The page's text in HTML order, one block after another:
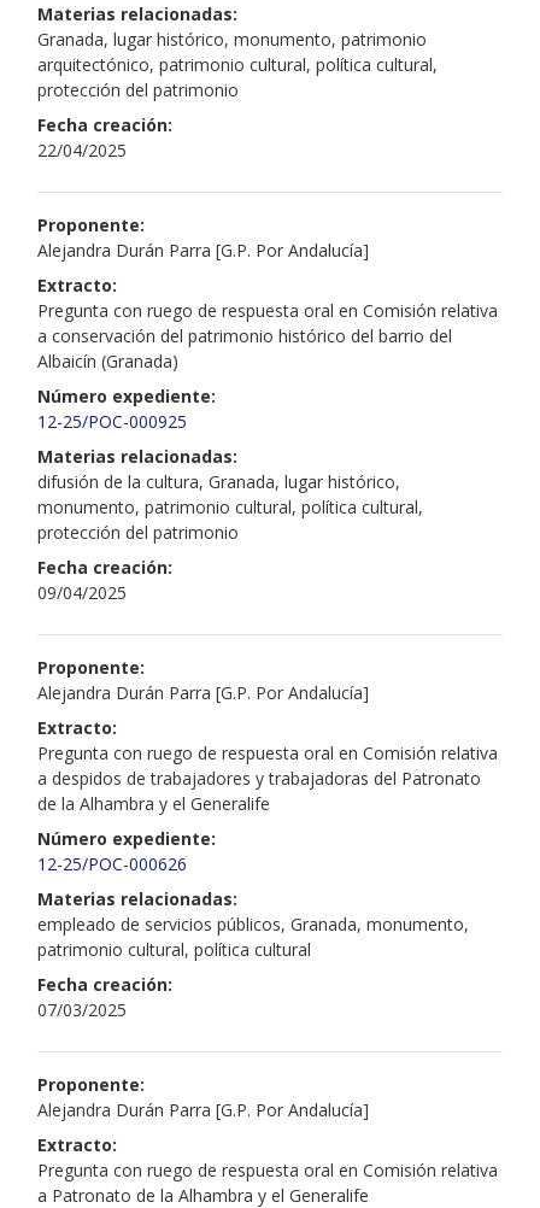
Materias relacionadas:
Granada, lugar histórico, monumento, patrimonio
arquitectónico, patrimonio cultural, política cultural,
protección del patrimonio
Fecha creación:
22/04/2025
Proponente:
Alejandra Durán Parra [G.P. Por Andalucía]
Extracto:
Pregunta con ruego de respuesta oral en Comisión relativa
a conservación del patrimonio histórico del barrio del
Albaicín (Granada)
Número expediente:
12-25/POC-000925
Materias relacionadas:
difusión de la cultura, Granada, lugar histórico,
monumento, patrimonio cultural, política cultural,
protección del patrimonio
Fecha creación:
09/04/2025
Proponente:
Alejandra Durán Parra [G.P. Por Andalucía]
Extracto:
Pregunta con ruego de respuesta oral en Comisión relativa
a despidos de trabajadores y trabajadoras del Patronato
de la Alhambra y el Generalife
Número expediente:
12-25/POC-000626
Materias relacionadas:
empleado de servicios públicos, Granada, monumento,
patrimonio cultural, política cultural
Fecha creación:
07/03/2025
Proponente:
Alejandra Durán Parra [G.P. Por Andalucía]
Extracto:
Pregunta con ruego de respuesta oral en Comisión relativa
a Patronato de la Alhambra y el Generalife